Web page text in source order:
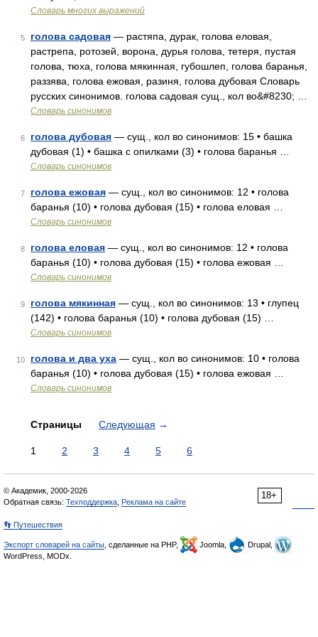
Словарь многих выражений
5 голова садовая — растяпа, дурак, голова еловая,
растрепа, ротозей, ворона, дурья голова, тетеря, пустая
голова, тюха, голова мякинная, губошлеп, голова баранья,
раззява, голова ежовая, разиня, голова дубовая Словарь
русских синонимов. голова садовая сущ., кол во&#8230; …
Словарь синонимов
6 голова дубовая — сущ., кол во синонимов: 15 • башка
дубовая (1) • башка с опилками (3) • голова баранья …
Словарь синонимов
7 голова ежовая — сущ., кол во синонимов: 12 • голова
баранья (10) • голова дубовая (15) • голова еловая …
Словарь синонимов
8 голова еловая — сущ., кол во синонимов: 12 • голова
баранья (10) • голова дубовая (15) • голова ежовая …
Словарь синонимов
9 голова мякинная — сущ., кол во синонимов: 13 • глупец
(142) • голова баранья (10) • голова дубовая (15) …
Словарь синонимов
10 голова и два уха — сущ., кол во синонимов: 10 • голова
баранья (10) • голова дубовая (15) • голова ежовая …
Словарь синонимов
Страницы Следующая →
1 2 3 4 5 6
18+
© Академик, 2000-2026
Обратная связь: Техподдержка Реклама на сайте
👣 Путешествия
Экспорт словарей на сайты , сделанные на PHP, Joomla,
Drupal,
WordPress, MODx.